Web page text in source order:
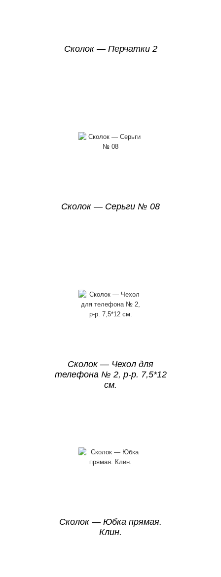
Сколок — Перчатки 2
Сколок — Серьги № 08
Сколок — Чехол для
телефона № 2, р-р. 7,5*12
см.
Сколок — Юбка прямая.
Клин.